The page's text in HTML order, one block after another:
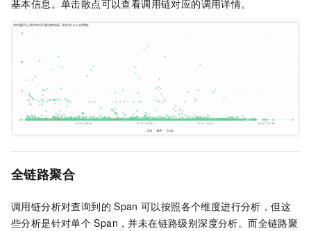
基本信息。单击散点可以查看调用链对应的调用详情。
全链路聚合
调用链分析对查询到的 Span 可以按照各个维度进行分析，但这
些分析是针对单个 Span，并未在链路级别深度分析。而全链路聚